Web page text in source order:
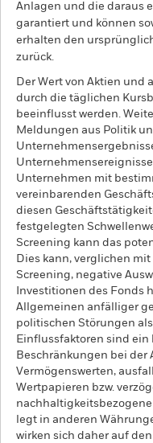
Anlagen und die daraus
garantiert und können
erhalten den
zurück.
Der Wert von Aktien und
durch die täglichen
beeinflusst werden.
Meldungen aus Politik
Unternehmen mit
vereinbarenden
diesen
festgelegten
Screening kann das
Dies kann, verglichen
Screening, negative
Investitionen des Fonds
Allgemeinen anfälliger
politischen Störungen
Einflussfaktoren sind ein
Beschränkungen bei der
Vermögenswerten,
Wertpapieren bzw.
legt in anderen
wirken sich daher auf